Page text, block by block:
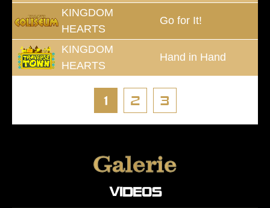
KINGDOM
HEARTS
Go for It!
KINGDOM
HEARTS
Hand in Hand
1 2 3
Galerie
VIDEOS